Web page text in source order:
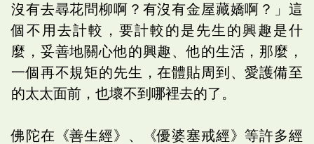
沒有去尋花問柳啊？有沒有金屋藏嬌啊？」這
個不用去計較，要計較的是先生的興趣是什
麼，妥善地關心他的興趣、他的生活，那麼，
一個再不規矩的先生，在體貼周到、愛護備至
的太太面前，也壞不到哪裡去的了。
佛陀在《善生經》、《優婆塞戒經》等許多經